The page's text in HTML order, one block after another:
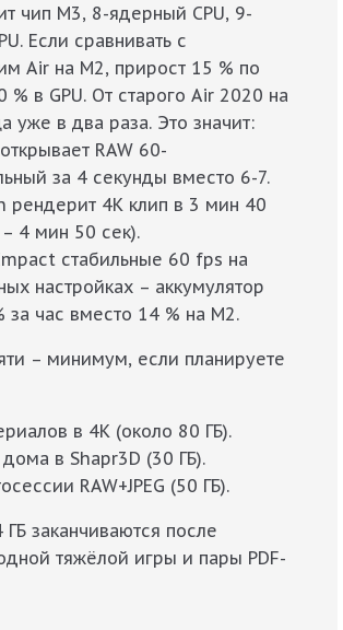
чип M3, 8-ядерный CPU, 9-
Если сравнивать с
Air на M2, прирост 15 % по
% в GPU. От старого Air 2020 на
уже в два раза. Это значит:
RAW 60-
за 4 секунды вместо 6-7.
рендерит 4K клип в 3 мин 40
4 мин 50 сек).
стабильные 60 fps на
настройках – аккумулятор
за час вместо 14 % на M2.
– минимум, если планируете
в 4K (около 80 ГБ).
в Shapr3D (30 ГБ).
RAW+JPEG (50 ГБ).
заканчиваются после
тяжёлой игры и пары PDF-